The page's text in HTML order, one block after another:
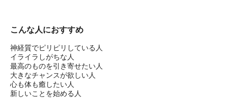
こんな人におすすめ
神経質でピリピリしている人
イライラしがちな人
最高のものを引き寄せたい人
大きなチャンスが欲しい人
心も体も癒したい人
新しいことを始める人